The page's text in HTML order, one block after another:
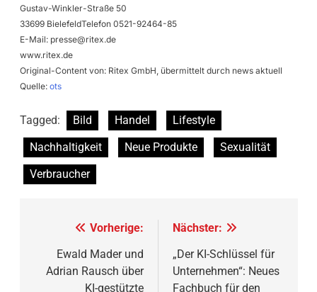
Gustav-Winkler-Straße 50
33699 BielefeldTelefon 0521-92464-85
E-Mail: presse@ritex.de
www.ritex.de
Original-Content von: Ritex GmbH, übermittelt durch news aktuell
Quelle: ots
Tagged: Bild Handel
Lifestyle
Nachhaltigkeit
Neue Produkte
Sexualität
Verbraucher
Beitragsnavigation
Vorherige:
Ewald Mader und
Adrian Rausch über
KI-gestützte
Nächster:
„Der KI-Schlüssel für
Unternehmen“: Neues
Fachbuch für den